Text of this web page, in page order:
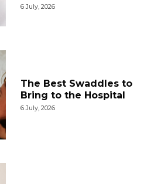
6 July, 2026
The Best Swaddles to
Bring to the Hospital
6 July, 2026